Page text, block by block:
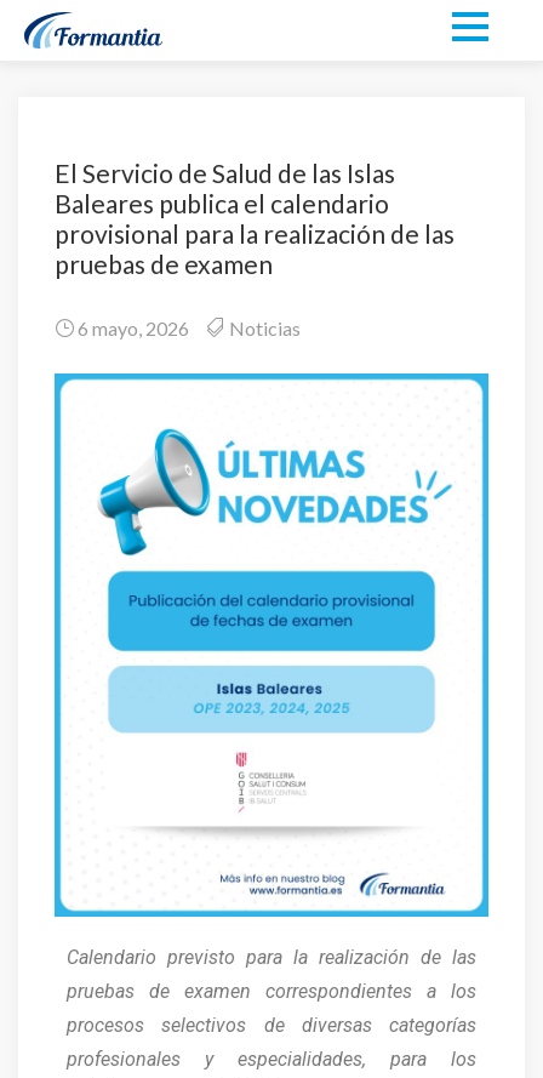
El Servicio de Salud de las Islas
Baleares publica el calendario
provisional para la realización de las
pruebas de examen
6 mayo, 2026 Noticias
Calendario previsto para la realización de las
pruebas de examen correspondientes a los
procesos selectivos de diversas categorías
profesionales y especialidades, para los